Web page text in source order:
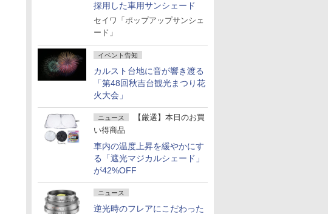
採用した車用サンシェード
セイワ「ポップアップサンシェ
ード」
イベント告知
カルスト台地に音が響き渡る
「第48回秋吉台観光まつり花
火大会」
ニュース
【厳選】本日のお買
い得商品
車内の温度上昇を緩やかにす
る「遮光マジカルシェード」
が42%OFF
ニュース
逆光時のフレアにこだわった